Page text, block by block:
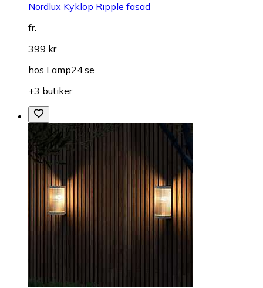
Nordlux Kyklop Ripple fasad
fr.
399 kr
hos Lamp24.se
+3 butiker